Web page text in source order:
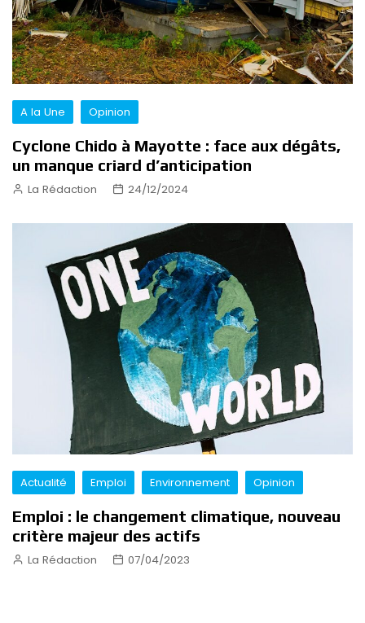
A la Une Opinion
Cyclone Chido à Mayotte : face aux dégâts,
un manque criard d’anticipation
La Rédaction 24/12/2024
Actualité Emploi Environnement Opinion
Emploi : le changement climatique, nouveau
critère majeur des actifs
La Rédaction 07/04/2023